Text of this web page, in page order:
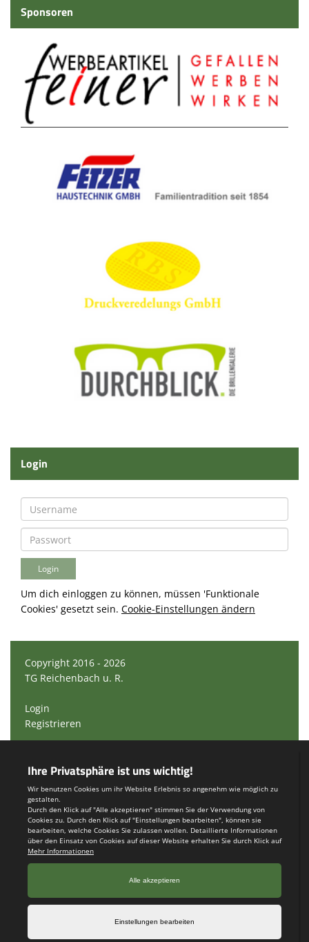
Sponsoren
Login
Um dich einloggen zu können, müssen 'Funktionale
Cookies' gesetzt sein. Cookie-Einstellungen ändern
Copyright 2016 - 2026
TG Reichenbach u. R.
Login
Registrieren
Teamsports 2
Dein Sportverein online